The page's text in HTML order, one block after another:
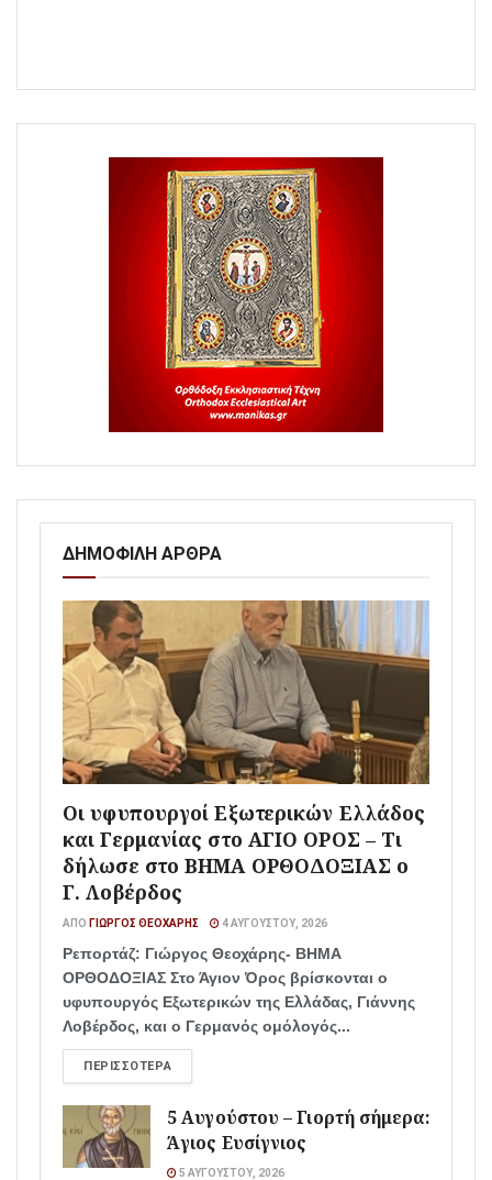
ΔΗΜΟΦΙΛΗ ΑΡΘΡΑ
Οι υφυπουργοί Εξωτερικών Ελλάδος
και Γερμανίας στο ΑΓΙΟ ΟΡΟΣ – Τι
δήλωσε στο ΒΗΜΑ ΟΡΘΟΔΟΞΙΑΣ ο
Γ. Λοβέρδος
ΑΠΌ ΓΙΏΡΓΟΣ ΘΕΟΧΆΡΗΣ 4 ΑΥΓΟΎΣΤΟΥ, 2026
Ρεπορτάζ: Γιώργος Θεοχάρης- ΒΗΜΑ
ΟΡΘΟΔΟΞΙΑΣ Στο Άγιον Όρος βρίσκονται ο
υφυπουργός Εξωτερικών της Ελλάδας, Γιάννης
Λοβέρδος, και ο Γερμανός ομόλογός...
ΠΕΡΙΣΣΌΤΕΡΑ
5 Αυγούστου – Γιορτή σήμερα:
Άγιος Ευσίγνιος
5 ΑΥΓΟΎΣΤΟΥ, 2026